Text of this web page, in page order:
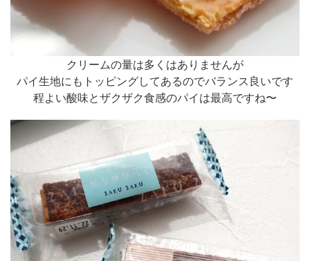
クリームの量は多くはありませんが
パイ生地にもトッピングしてあるのでバランス良いです
程よい酸味とザクザク食感のパイは最高ですね〜